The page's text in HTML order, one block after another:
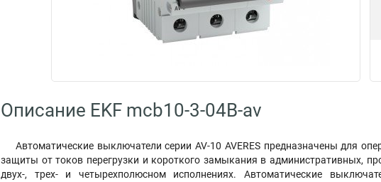
Описание EKF mcb10-3-04B-av
Автоматические выключатели серии AV-10 AVERES предназначены для
защиты от токов перегрузки и короткого замыкания в административных,
двух-, трех- и четырехполюсном исполнениях. Автоматические